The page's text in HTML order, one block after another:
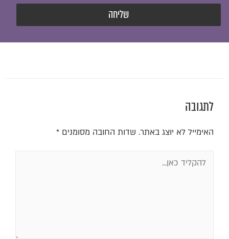
שליחה
לתגובה
האימייל לא יוצג באתר. שדות החובה מסומנים*